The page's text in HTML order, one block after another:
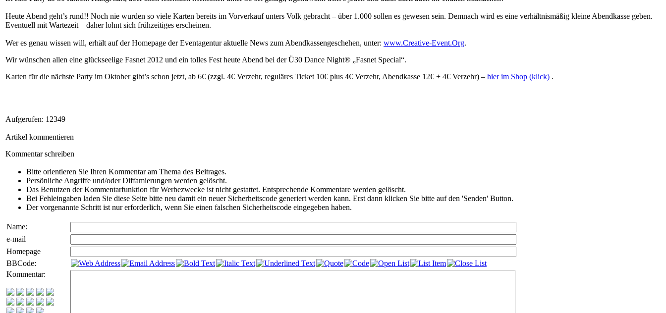
Heute Abend geht’s rund!! Noch nie wurden so viele Karten bereits im Vorverkauf unters Volk gebracht – über 1.000 sollen es gewesen sein. Demnach wird es eine verhältnismäßig kleine Abendkasse geben.
Eventuell mit Wartezeit – daher lohnt sich frühzeitiges erscheinen.
Wer es genau wissen will, erhält auf der Homepage der Eventagentur aktuelle News zum Abendkassengeschehen, unter: www.Creative-Event.Org.
Wir wünschen allen eine glückseelige Fasnet 2012 und ein tolles Fest heute Abend bei der Ü30 Dance Night® „Fasnet Special“.
Karten für die nächste Party im Oktober gibt’s schon jetzt, ab 6€ (zzgl. 4€ Verzehr, reguläres Ticket 10€ plus 4€ Verzehr, Abendkasse 12€ + 4€ Verzehr) – hier im Shop (klick) .
Aufgerufen: 12349
Artikel kommentieren
Kommentar schreiben
Bitte orientieren Sie Ihren Kommentar am Thema des Beitrages.
Persönliche Angriffe und/oder Diffamierungen werden gelöscht.
Das Benutzen der Kommentarfunktion für Werbezwecke ist nicht gestattet. Entsprechende Kommentare werden gelöscht.
Bei Fehleingaben laden Sie diese Seite bitte neu damit ein neuer Sicherheitscode generiert werden kann. Erst dann klicken Sie bitte auf den 'Senden' Button.
Der vorgenannte Schritt ist nur erforderlich, wenn Sie einen falschen Sicherheitscode eingegeben haben.
Name:
e-mail
Homepage
BBCode:
Kommentar: